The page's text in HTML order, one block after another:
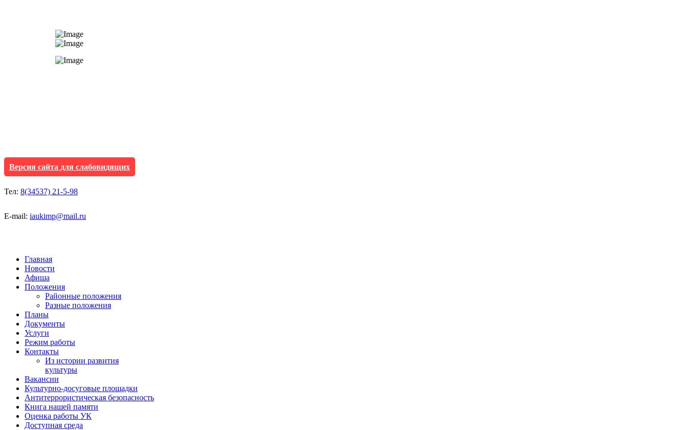
Версия сайта для слабовидящих
Тел: 8(34537) 21-5-98
E-mail: iaukimp@mail.ru
Главная
Новости
Афиша
Положения
Районные положения
Разные положения
Планы
Документы
Услуги
Режим работы
Контакты
Из истории развития
культуры
Вакансии
Культурно-досуговые площадки
Антитеррористическая безопасность
Книга нашей памяти
Оценка работы УК
Доступная среда